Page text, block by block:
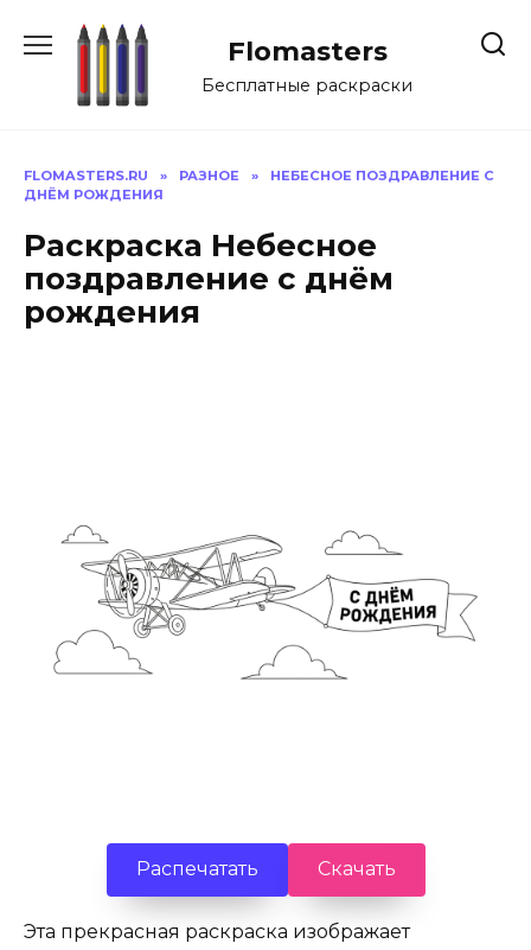
Flomasters
Бесплатные раскраски
FLOMASTERS.RU » РАЗНОЕ »
НЕБЕСНОЕ ПОЗДРАВЛЕНИЕ С
ДНЁМ РОЖДЕНИЯ
Раскраска Небесное
поздравление с днём
рождения
Распечатать Скачать
Эта прекрасная раскраска изображает